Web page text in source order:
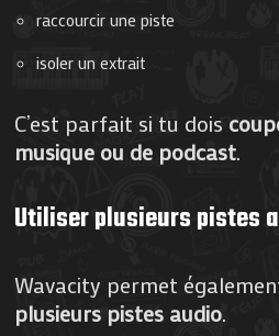
raccourcir une piste
isoler un extrait
C’est parfait si tu dois
musique ou de podcast.
Utiliser plusieurs pistes
Wavacity permet
plusieurs pistes audio.